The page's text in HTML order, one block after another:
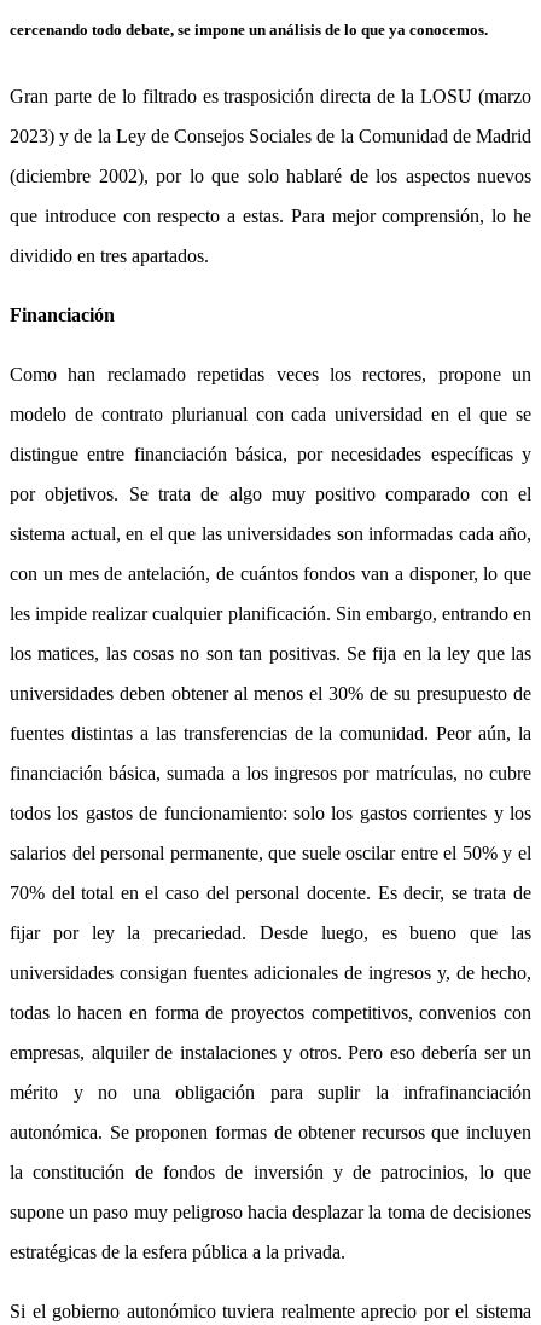
cercenando todo debate, se impone un análisis de lo que ya conocemos.
Gran parte de lo filtrado es trasposición directa de la LOSU (marzo
2023) y de la Ley de Consejos Sociales de la Comunidad de Madrid
(diciembre 2002), por lo que solo hablaré de los aspectos nuevos
que introduce con respecto a estas. Para mejor comprensión, lo he
dividido en tres apartados.
Financiación
Como han reclamado repetidas veces los rectores, propone un
modelo de contrato plurianual con cada universidad en el que se
distingue entre financiación básica, por necesidades específicas y
por objetivos. Se trata de algo muy positivo comparado con el
sistema actual, en el que las universidades son informadas cada año,
con un mes de antelación, de cuántos fondos van a disponer, lo que
les impide realizar cualquier planificación. Sin embargo, entrando en
los matices, las cosas no son tan positivas. Se fija en la ley que las
universidades deben obtener al menos el 30% de su presupuesto de
fuentes distintas a las transferencias de la comunidad. Peor aún, la
financiación básica, sumada a los ingresos por matrículas, no cubre
todos los gastos de funcionamiento: solo los gastos corrientes y los
salarios del personal permanente, que suele oscilar entre el 50% y el
70% del total en el caso del personal docente. Es decir, se trata de
fijar por ley la precariedad. Desde luego, es bueno que las
universidades consigan fuentes adicionales de ingresos y, de hecho,
todas lo hacen en forma de proyectos competitivos, convenios con
empresas, alquiler de instalaciones y otros. Pero eso debería ser un
mérito y no una obligación para suplir la infrafinanciación
autonómica. Se proponen formas de obtener recursos que incluyen
la constitución de fondos de inversión y de patrocinios, lo que
supone un paso muy peligroso hacia desplazar la toma de decisiones
estratégicas de la esfera pública a la privada.
Si el gobierno autonómico tuviera realmente aprecio por el sistema